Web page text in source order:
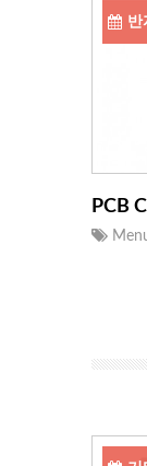
반
PCB